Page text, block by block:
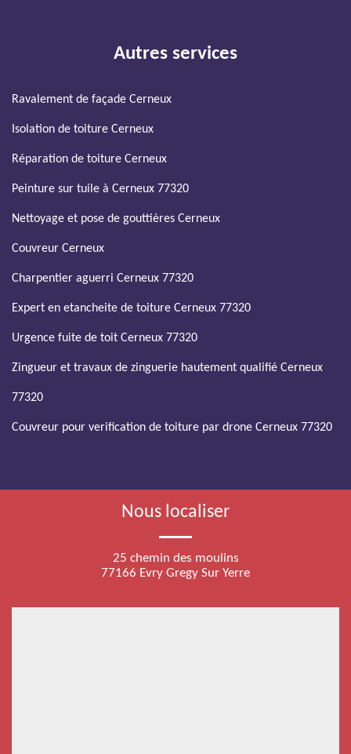
Autres services
Ravalement de façade Cerneux
Isolation de toiture Cerneux
Réparation de toiture Cerneux
Peinture sur tuile à Cerneux 77320
Nettoyage et pose de gouttières Cerneux
Couvreur Cerneux
Charpentier aguerri Cerneux 77320
Expert en etancheite de toiture Cerneux 77320
Urgence fuite de toit Cerneux 77320
Zingueur et travaux de zinguerie hautement qualifié Cerneux
77320
Couvreur pour verification de toiture par drone Cerneux 77320
Nous localiser
25 chemin des moulins
77166 Evry Gregy Sur Yerre